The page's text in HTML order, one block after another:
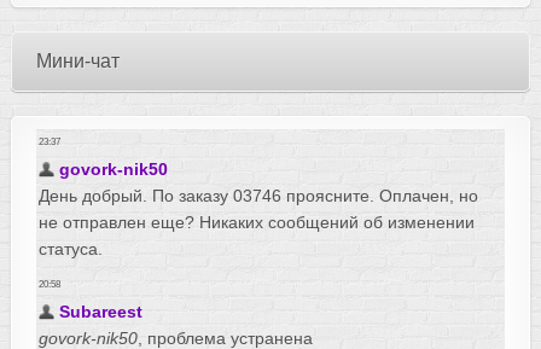
Мини-чат